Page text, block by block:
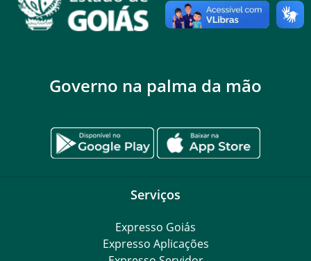
Governo na palma da mão
Serviços
Expresso Goiás
Expresso Aplicações